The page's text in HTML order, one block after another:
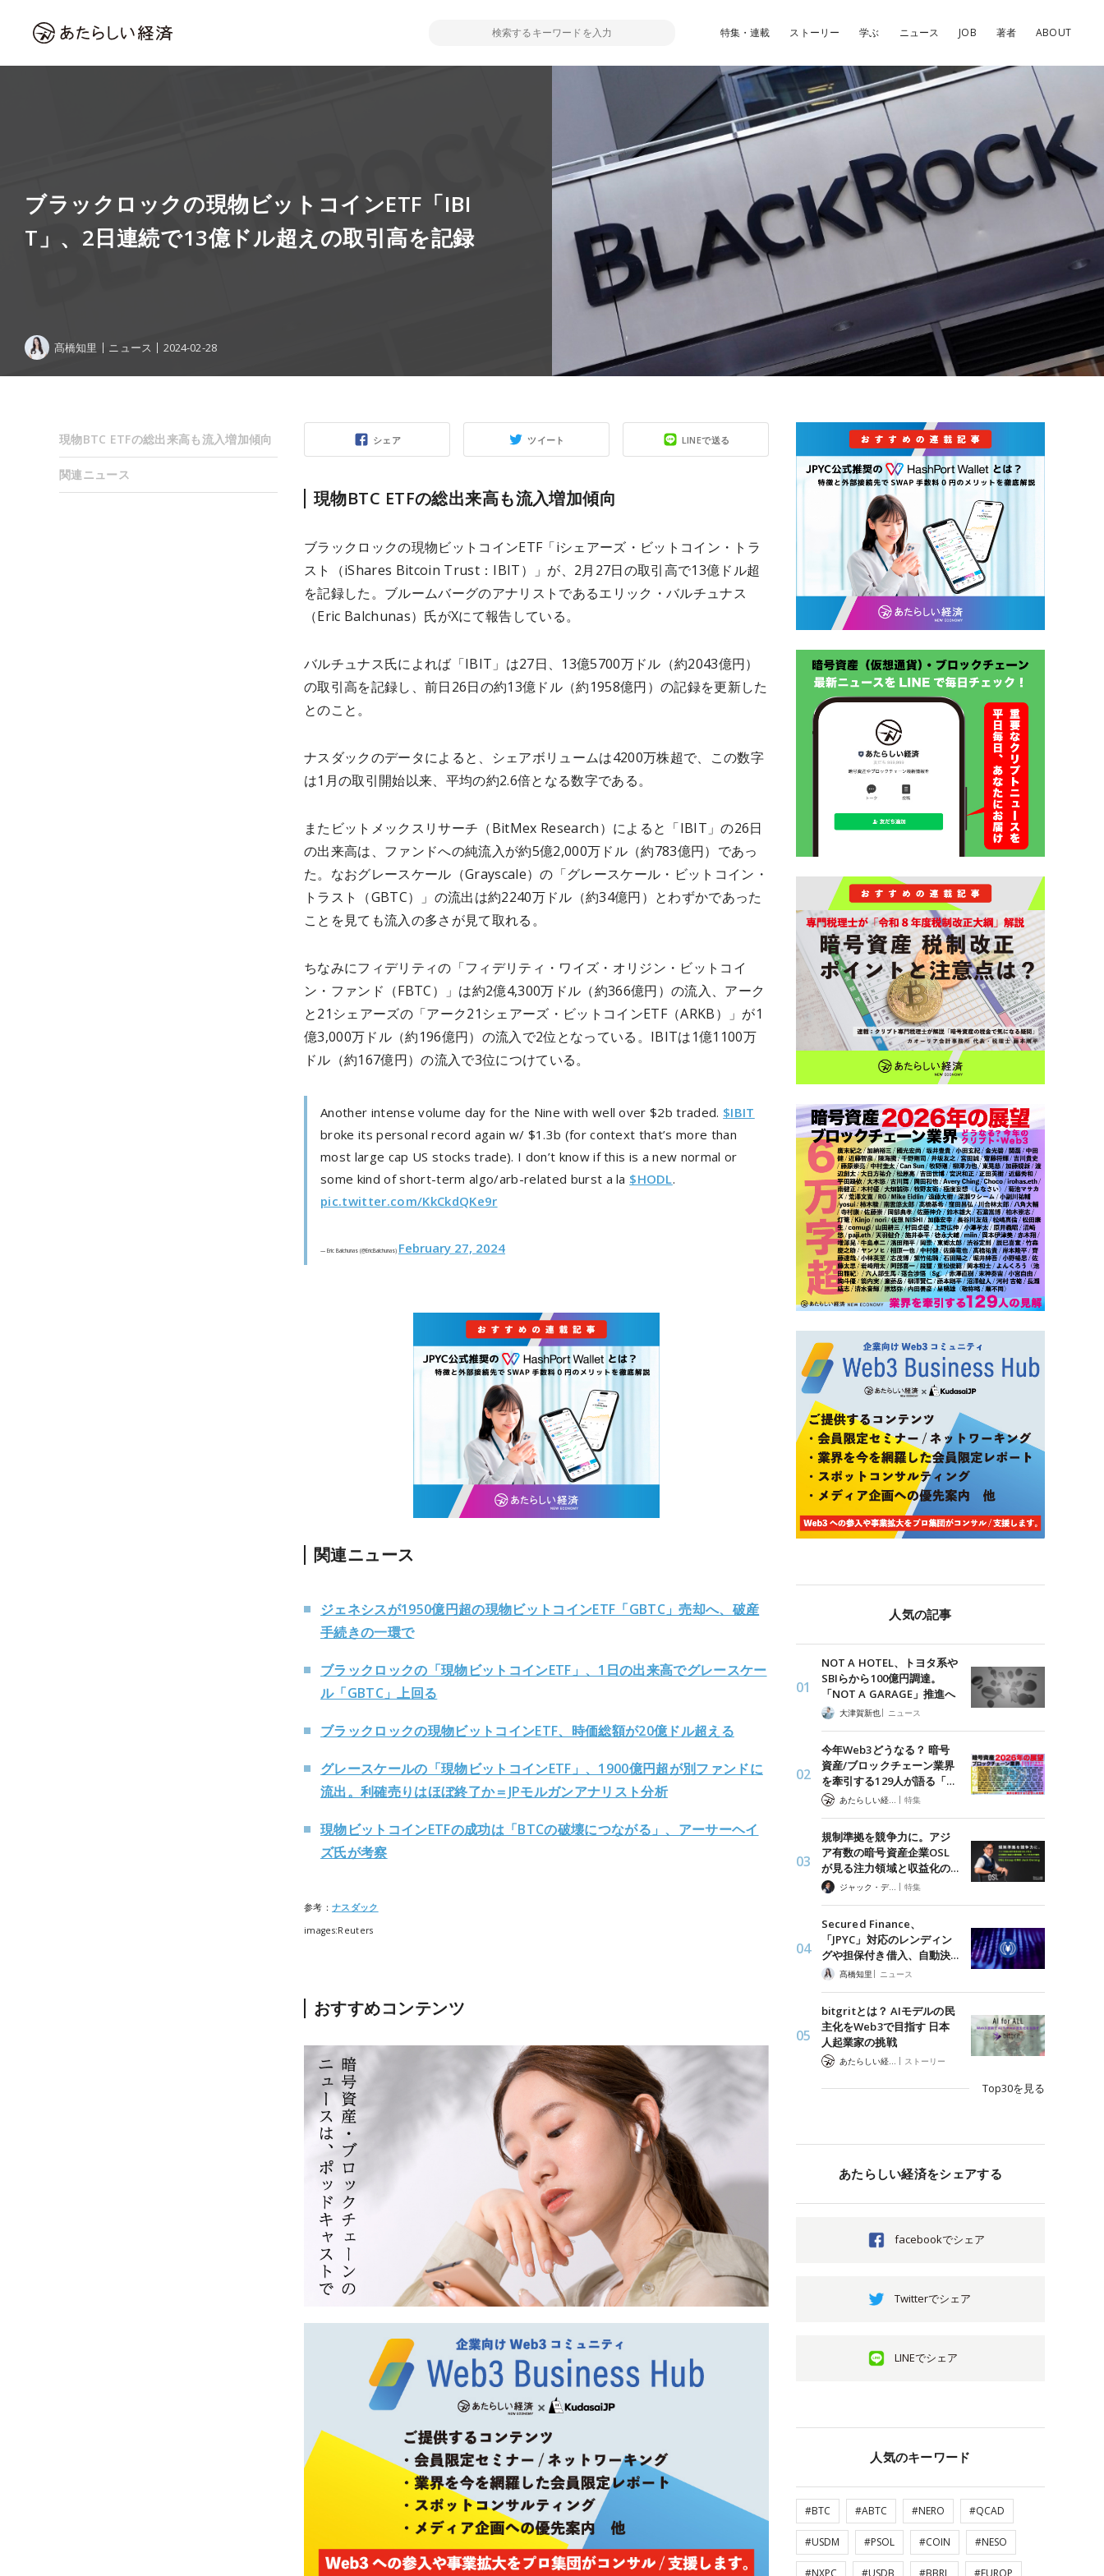
特集・連載 ストーリー 学ぶ ニュース JOB 著者 ABOUT
ブラックロックの現物ビットコインETF「IBI
T」、2日連続で13億ドル超えの取引高を記録
髙橋知里 ニュース 2024-02-28
シェア ツイート LINEで送る
現物BTC ETFの総出来高も流入増加傾向
ブラックロックの現物ビットコインETF「iシェアーズ・ビットコイン・トラ
スト（iShares Bitcoin Trust：IBIT）」が、2月27日の取引高で13億ドル超
を記録した。ブルームバーグのアナリストであるエリック・バルチュナス
（Eric Balchunas）氏がXにて報告している。
バルチュナス氏によれば「IBIT」は27日、13億5700万ドル（約2043億円）
の取引高を記録し、前日26日の約13億ドル（約1958億円）の記録を更新した
とのこと。
ナスダックのデータによると、シェアボリュームは4200万株超で、この数字
は1月の取引開始以来、平均の約2.6倍となる数字である。
またビットメックスリサーチ（BitMex Research）によると「IBIT」の26日
の出来高は、ファンドへの純流入が約5億2,000万ドル（約783億円）であっ
た。なおグレースケール（Grayscale）の「グレースケール・ビットコイン・
トラスト（GBTC）」の流出は約2240万ドル（約34億円）とわずかであった
ことを見ても流入の多さが見て取れる。
ちなみにフィデリティの「フィデリティ・ワイズ・オリジン・ビットコイ
ン・ファンド（FBTC）」は約2億4,300万ドル（約366億円）の流入、アーク
と21シェアーズの「アーク21シェアーズ・ビットコインETF（ARKB）」が1
億3,000万ドル（約196億円）の流入で2位となっている。IBITは1億1100万
ドル（約167億円）の流入で3位につけている。
Another intense volume day for the Nine with well over $2b traded. $IBIT
broke its personal record again w/ $1.3b (for context that’s more than
most large cap US stocks trade). I don’t know if this is a new normal or
some kind of short-term algo/arb-related burst a la $HODL.
pic.twitter.com/KkCkdQKe9r
— Eric Balchunas (@EricBalchunas) February 27, 2024
関連ニュース
ジェネシスが1950億円超の現物ビットコインETF「GBTC」売却へ、破産
手続きの一環で
ブラックロックの「現物ビットコインETF」、1日の出来高でグレースケー
ル「GBTC」上回る
ブラックロックの現物ビットコインETF、時価総額が20億ドル超える
グレースケールの「現物ビットコインETF」、1900億円超が別ファンドに
流出。利確売りはほぼ終了か＝JPモルガンアナリスト分析
現物ビットコインETFの成功は「BTCの破壊につながる」、アーサーヘイ
ズ氏が考察
参考： ナスダック
images:Reuters
おすすめコンテンツ
現物BTC ETFの総出来高も流入増加傾向
関連ニュース
人気の記事
NOT A HOTEL、トヨタ系や
SBIらから100億円調達。
「NOT A GARAGE」推進へ
大津賀新也| ニュース
今年Web3どうなる？ 暗号
資産/ブロックチェーン業界
を牽引する129人が語る「…
| 特集
規制準拠を競争力に。アジ
ア有数の暗号資産企業OSL
が見る注力領域と収益化の…
ジャック・デロン（Jack Derong） | 特集
Secured Finance、
「JPYC」対応のレンディン
グや担保付き借入、自動決…
髙橋知里 | ニュース
bitgritとは？ AIモデルの民
主化をWeb3で目指す 日本
人起業家の挑戦
| ストーリー
Top30を見る
あたらしい経済をシェアする
facebookでシェア
Twitterでシェア
LINEでシェア
人気のキーワード
#BTC #ABTC #NERO #QCAD
#USDM #PSOL #COIN #NESO
#NXPC #USDB #BBRL #EUROP